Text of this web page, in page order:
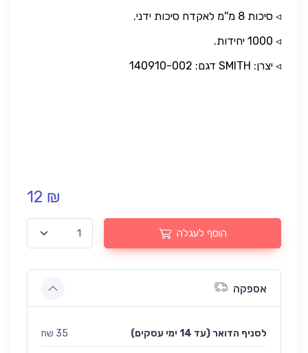
◃ סיכות 8 מ''מ לאקדח סיכות ידני.
◃ 1000 יחידות.
◃ יצרן: SMITH דגם: 140910-002
12 ₪
הוסף לעגלה
אספקה
לסניף הדואר (עד 14 ימי עסקים) 35 שח